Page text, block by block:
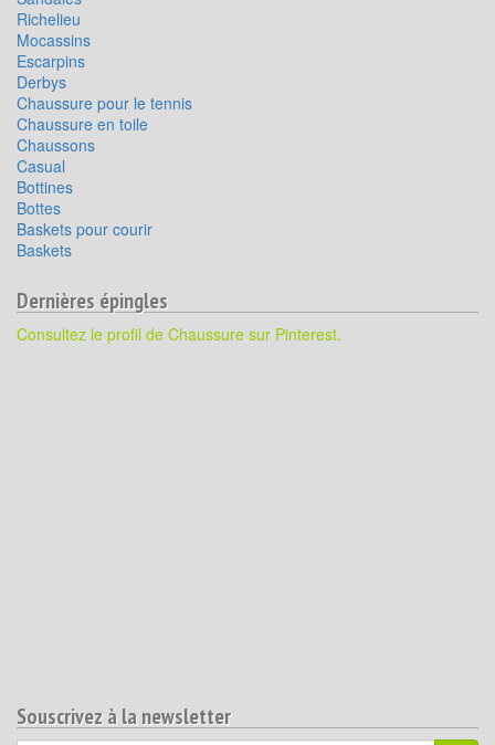
Richelieu
Mocassins
Escarpins
Derbys
Chaussure pour le tennis
Chaussure en toile
Chaussons
Casual
Bottines
Bottes
Baskets pour courir
Baskets
Dernières épingles
Consultez le profil de Chaussure sur Pinterest.
Souscrivez à la newsletter